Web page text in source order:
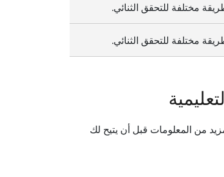
مختلفة للتحقق الثنائي.
مختلفة للتحقق الثنائي.
من المعلومات قبل أن يتيح لك